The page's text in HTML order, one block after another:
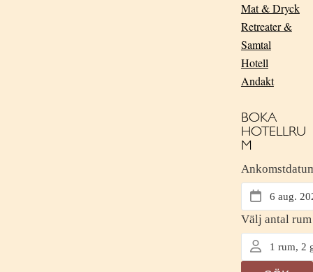
Mat & Dryck
Retreater &
Samtal
Hotell
Andakt
BOKA
HOTELLRU
M